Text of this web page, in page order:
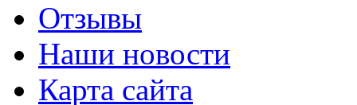
Отзывы
Наши новости
Карта сайта